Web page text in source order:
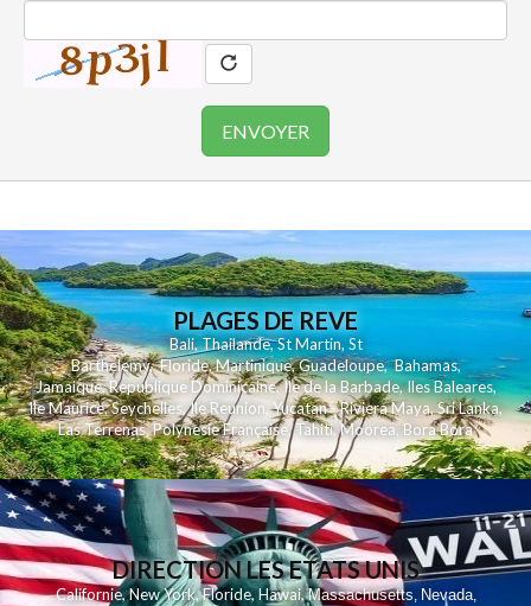
PLAGES DE REVE
Bali,Thailande,St Martin,St
Barthelemy,Floride,Martinique,Guadeloupe,Bahamas,
Jamaique,Republique Dominicaine,Ile de la Barbade,Iles Baleares,
Ile Maurice,Seychelles,Ile Reunion,Yucatan - Riviera Maya,Sri Lanka,
Las Terrenas,Polynesie Française,Tahiti,Moorea, Bora Bora
DIRECTION LES ETATS UNIS
Californie,New York,Floride,Hawai,Massachusetts, Nevada,